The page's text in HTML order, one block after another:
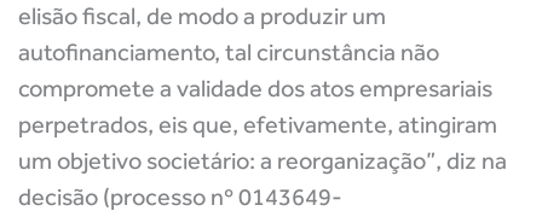
elisão fiscal, de modo a produzir um
autofinanciamento, tal circunstância não
compromete a validade dos atos empresariais
perpetrados, eis que, efetivamente, atingiram
um objetivo societário: a reorganização”, diz na
decisão (processo nº 0143649-